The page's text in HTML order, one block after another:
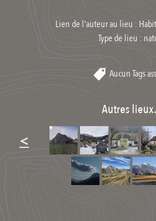
Lien de l'auteur au lieu :
Type de lieu :
Aucun Tags
Autres
<